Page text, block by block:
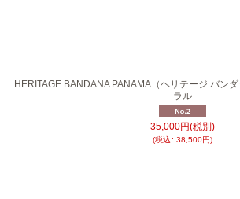
HERITAGE BANDANA PANAMA（ヘリテージ バン
ラル
35,000円(税別)
(税込: 38,500円)